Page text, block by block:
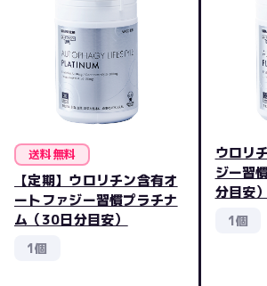
送料無料
【定期】ウロリチン含有オ
ートファジー習慣プラチナ
ム（30日分目安）
1個
ウロリ
ジー習
分目安）
1個